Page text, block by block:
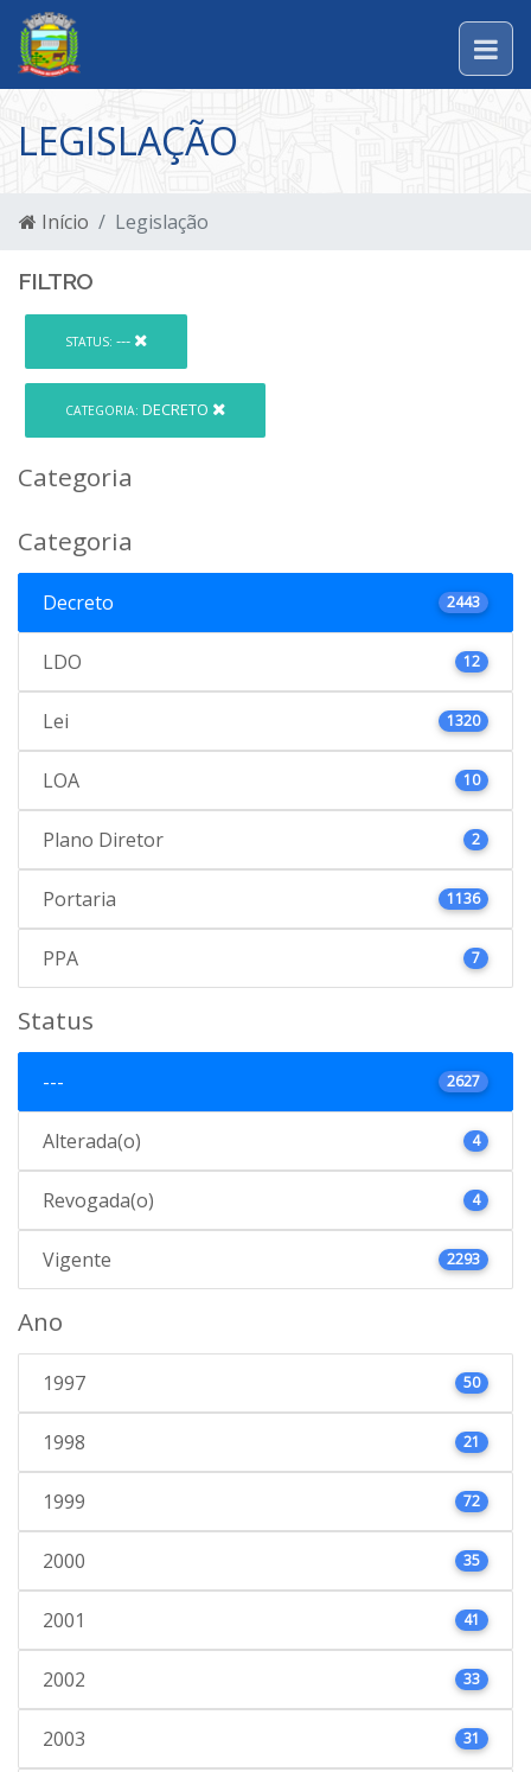
LEGISLAÇÃO
Início Legislação
FILTRO
STATUS: ---
CATEGORIA: DECRETO
Categoria
Categoria
Decreto 2443
LDO 12
Lei 1320
LOA 10
Plano Diretor 2
Portaria 1136
PPA 7
Status
--- 2627
Alterada(o) 4
Revogada(o) 4
Vigente 2293
Ano
1997 50
1998 21
1999 72
2000 35
2001 41
2002 33
2003 31